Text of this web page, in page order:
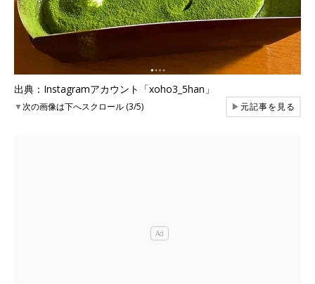
出典：Instagramアカウント「xoho3_5han」
▼次の画像は下へスクロール (3/5) ▶元記事を見る